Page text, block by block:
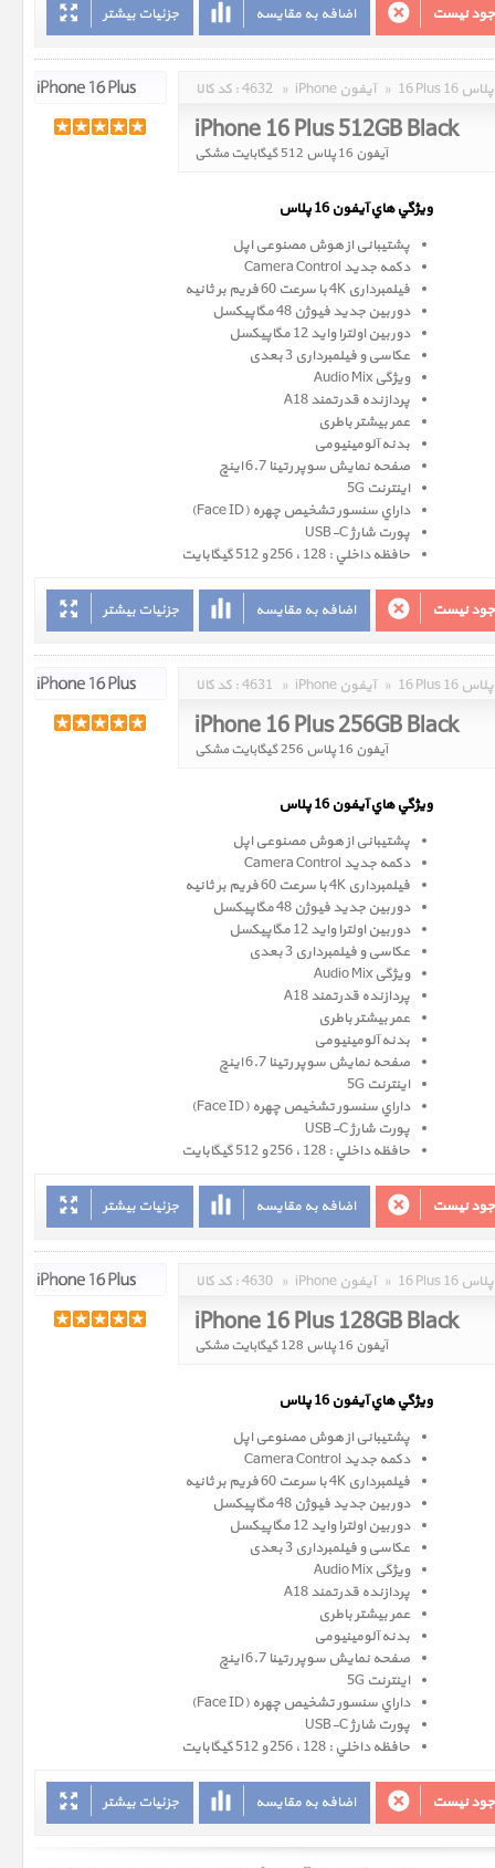
جزئیات بیشتر اضافه به مقایسه نیست
کد کالا : 4632 » iPhone آیفون » 16 Plus 16 پلاس
iPhone 16 Plus 512GB Black
آیفون 16 پلاس 512 گیگابایت مشکی
ويژگي هاي آيفون 16 پلاس
پشتیبانی از هوش مصنوعی اپل
دکمه جدید Camera Control
فیلمبرداری 4K با سرعت 60 فریم بر ثانیه
دوربین جدید فیوژن 48 مگاپیکسل
دوربین اولترا واید 12 مگاپیکسل
عکاسی و فیلمبرداری 3 بعدی
ویژگی Audio Mix
پردازنده قدرتمند A18
عمر بیشتر باطری
بدنه آلومینیومی
صفحه نمايش سوپر رتينا 6.7 اينچ
اینترنت 5G
داراي سنسور تشخيص چهره (Face ID)
پورت شارژ USB-C
حافظه داخلي : 128 ، 256 و 512 گيگابايت
جزئیات بیشتر اضافه به مقایسه نیست
کد کالا : 4631 » iPhone آیفون » 16 Plus 16 پلاس
iPhone 16 Plus 256GB Black
آیفون 16 پلاس 256 گیگابایت مشکی
ويژگي هاي آيفون 16 پلاس
پشتیبانی از هوش مصنوعی اپل
دکمه جدید Camera Control
فیلمبرداری 4K با سرعت 60 فریم بر ثانیه
دوربین جدید فیوژن 48 مگاپیکسل
دوربین اولترا واید 12 مگاپیکسل
عکاسی و فیلمبرداری 3 بعدی
ویژگی Audio Mix
پردازنده قدرتمند A18
عمر بیشتر باطری
بدنه آلومینیومی
صفحه نمايش سوپر رتينا 6.7 اينچ
اینترنت 5G
داراي سنسور تشخيص چهره (Face ID)
پورت شارژ USB-C
حافظه داخلي : 128 ، 256 و 512 گيگابايت
جزئیات بیشتر اضافه به مقایسه نیست
کد کالا : 4630 » iPhone آیفون » 16 Plus 16 پلاس
iPhone 16 Plus 128GB Black
آیفون 16 پلاس 128 گیگابایت مشکی
ويژگي هاي آيفون 16 پلاس
پشتیبانی از هوش مصنوعی اپل
دکمه جدید Camera Control
فیلمبرداری 4K با سرعت 60 فریم بر ثانیه
دوربین جدید فیوژن 48 مگاپیکسل
دوربین اولترا واید 12 مگاپیکسل
عکاسی و فیلمبرداری 3 بعدی
ویژگی Audio Mix
پردازنده قدرتمند A18
عمر بیشتر باطری
بدنه آلومینیومی
صفحه نمايش سوپر رتينا 6.7 اينچ
اینترنت 5G
داراي سنسور تشخيص چهره (Face ID)
پورت شارژ USB-C
حافظه داخلي : 128 ، 256 و 512 گيگابايت
جزئیات بیشتر اضافه به مقایسه نیست